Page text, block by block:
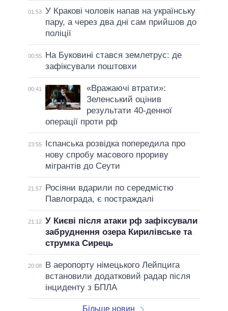
01:53 У Кракові чоловік напав на українську
пару, а через два дні сам прийшов до
поліції
00:55
На Буковині стався землетрус: де
зафіксували поштовхи
00:41
«Вражаючі втрати»:
Зеленський оцінив
результати 40-денної
операції проти рф
23:55
Іспанська розвідка попередила про
нову спробу масового прориву
мігрантів до Сеути
21:57
Росіяни вдарили по середмістю
Павлограда, є постраждалі
21:12 У Києві після атаки рф зафіксували
забруднення озера Кирилівське та
струмка Сирець
20:08
В аеропорту німецького Лейпцига
встановили додатковий радар після
інциденту з БПЛА
Більше новин